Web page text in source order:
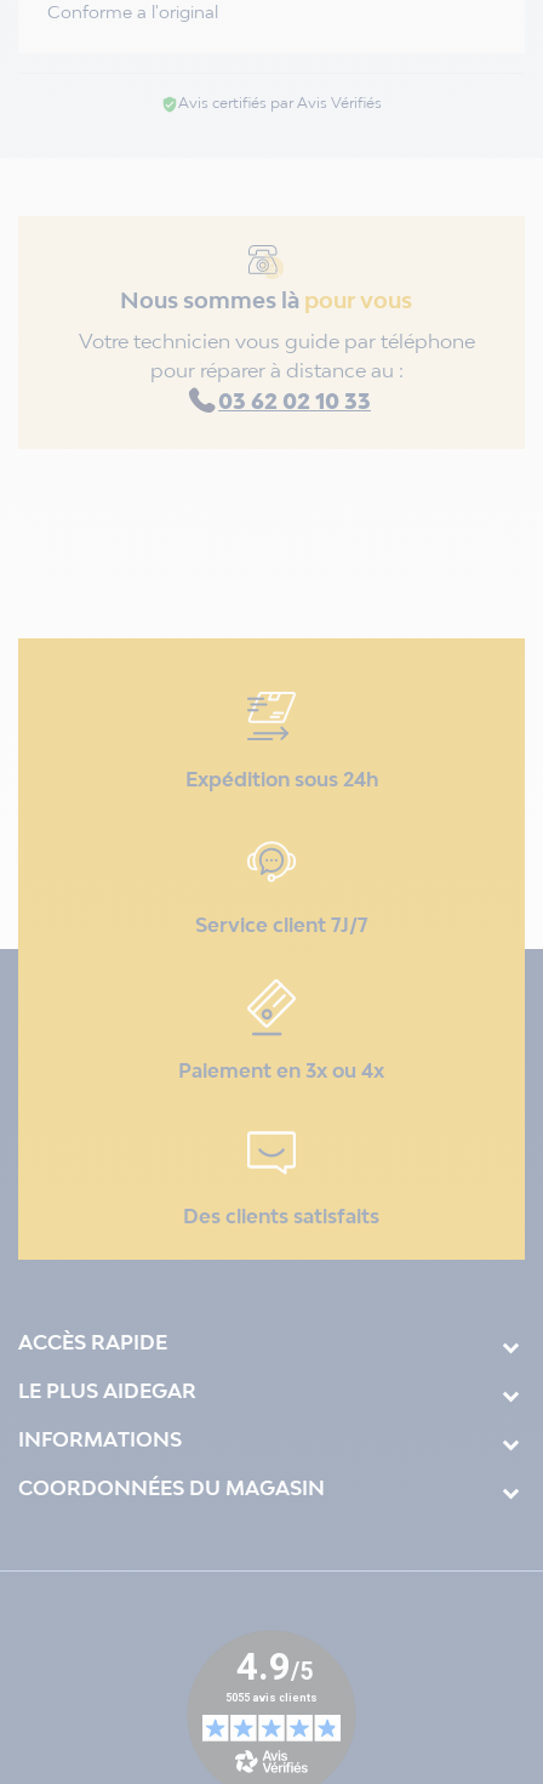
Conforme a l'original
verified_userAvis certifiés par Avis Vérifiés
Nous sommes là pour vous
Votre technicien vous guide par téléphone
pour réparer à distance au :
03 62 02 10 33
Expédition sous 24h
Service client 7J/7
Paiement en 3x ou 4x
Des clients satisfaits
ACCÈS RAPIDE
LE PLUS AIDEGAR
INFORMATIONS
COORDONNÉES DU MAGASIN